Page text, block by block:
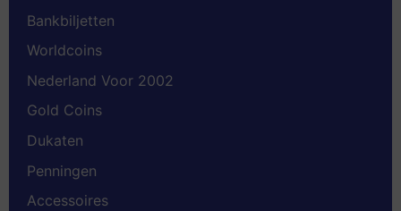
Bankbiljetten
Worldcoins
Nederland Voor 2002
Gold Coins
Dukaten
Penningen
Accessoires